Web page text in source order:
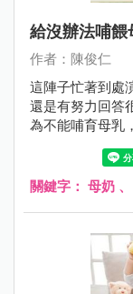
給沒辦法哺餵
作者：陳俊仁
這陣子忙著到處
還是有努力回答
為不能哺育母乳
也有媽媽因此出
關鍵字： 母奶 、